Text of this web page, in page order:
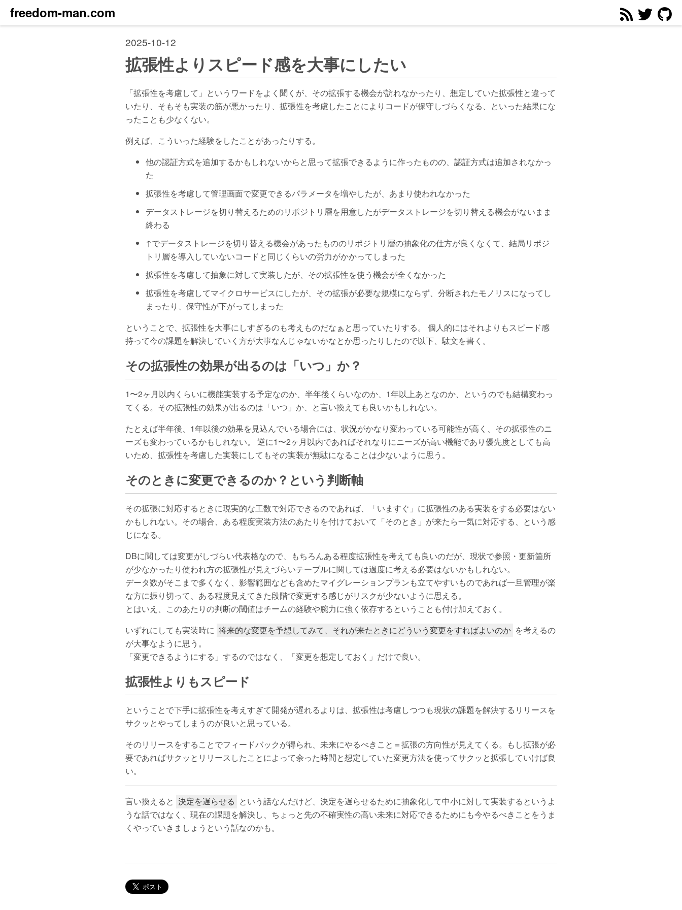
freedom-man.com
2025-10-12
拡張性よりスピード感を大事にしたい
「拡張性を考慮して」というワードをよく聞くが、その拡張する機会が訪れなかったり、想定していた拡張性と違って
いたり、そもそも実装の筋が悪かったり、拡張性を考慮したことによりコードが保守しづらくなる、といった結果にな
ったことも少なくない。
例えば、こういった経験をしたことがあったりする。
他の認証方式を追加するかもしれないからと思って拡張できるように作ったものの、認証方式は追加されなかっ
た
拡張性を考慮して管理画面で変更できるパラメータを増やしたが、あまり使われなかった
データストレージを切り替えるためのリポジトリ層を用意したがデータストレージを切り替える機会がないまま
終わる
↑でデータストレージを切り替える機会があったもののリポジトリ層の抽象化の仕方が良くなくて、結局リポジ
トリ層を導入していないコードと同じくらいの労力がかかってしまった
拡張性を考慮して抽象に対して実装したが、その拡張性を使う機会が全くなかった
拡張性を考慮してマイクロサービスにしたが、その拡張が必要な規模にならず、分断されたモノリスになってし
まったり、保守性が下がってしまった
ということで、拡張性を大事にしすぎるのも考えものだなぁと思っていたりする。 個人的にはそれよりもスピード感
持って今の課題を解決していく方が大事なんじゃないかなとか思ったりしたので以下、駄文を書く。
その拡張性の効果が出るのは「いつ」か？
1〜2ヶ月以内くらいに機能実装する予定なのか、半年後くらいなのか、1年以上あとなのか、というのでも結構変わっ
てくる。その拡張性の効果が出るのは「いつ」か、と言い換えても良いかもしれない。
たとえば半年後、1年以後の効果を見込んでいる場合には、状況がかなり変わっている可能性が高く、その拡張性のニ
ーズも変わっているかもしれない。 逆に1〜2ヶ月以内であればそれなりにニーズが高い機能であり優先度としても高
いため、拡張性を考慮した実装にしてもその実装が無駄になることは少ないように思う。
そのときに変更できるのか？という判断軸
その拡張に対応するときに現実的な工数で対応できるのであれば、「いますぐ」に拡張性のある実装をする必要はない
かもしれない。その場合、ある程度実装方法のあたりを付けておいて「そのとき」が来たら一気に対応する、という感
じになる。
DBに関しては変更がしづらい代表格なので、もちろんある程度拡張性を考えても良いのだが、現状で参照・更新箇所
が少なかったり使われ方の拡張性が見えづらいテーブルに関しては過度に考える必要はないかもしれない。
データ数がそこまで多くなく、影響範囲なども含めたマイグレーションプランも立てやすいものであれば一旦管理が楽
な方に振り切って、ある程度見えてきた段階で変更する感じがリスクが少ないように思える。
とはいえ、このあたりの判断の閾値はチームの経験や腕力に強く依存するということも付け加えておく。
いずれにしても実装時に 将来的な変更を予想してみて、それが来たときにどういう変更をすればよいのか を考えるの
が大事なように思う。
「変更できるようにする」するのではなく、「変更を想定しておく」だけで良い。
拡張性よりもスピード
ということで下手に拡張性を考えすぎて開発が遅れるよりは、拡張性は考慮しつつも現状の課題を解決するリリースを
サクッとやってしまうのが良いと思っている。
そのリリースをすることでフィードバックが得られ、未来にやるべきこと＝拡張の方向性が見えてくる。もし拡張が必
要であればサクッとリリースしたことによって余った時間と想定していた変更方法を使ってサクッと拡張していけば良
い。
言い換えると 決定を遅らせる
という話なんだけど、決定を遅らせるために抽象化して中小に対して実装するというよ
うな話ではなく、現在の課題を解決し、ちょっと先の不確実性の高い未来に対応できるためにも今やるべきことをうま
くやっていきましょうという話なのかも。